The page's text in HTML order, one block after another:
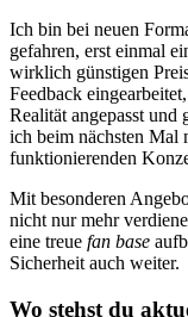
Ich bin bei neuen
gefahren, erst einmal
wirklich günstigen
Feedback
Realität angepasst und
ich beim nächsten Mal
funktionierenden
Mit besonderen
nicht nur mehr
eine treue fan base
Sicherheit auch weiter.
Wo stehst du